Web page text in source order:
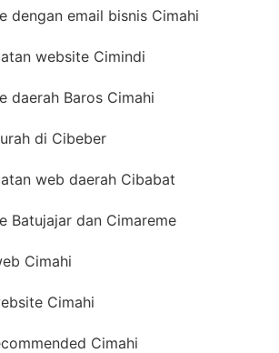
dengan email bisnis Cimahi
website Cimindi
daerah Baros Cimahi
di Cibeber
web daerah Cibabat
Batujajar dan Cimareme
Cimahi
Cimahi
Cimahi